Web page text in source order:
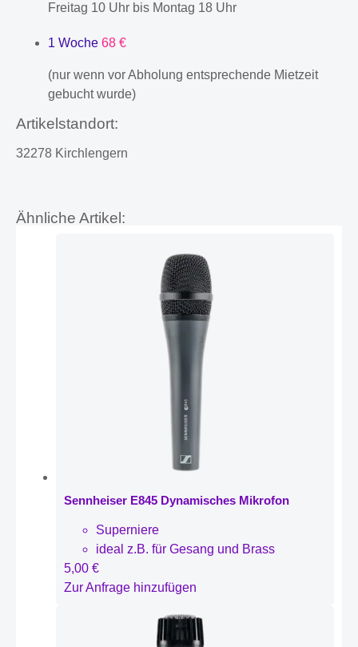
Freitag 10 Uhr bis Montag 18 Uhr
1 Woche 68 €
(nur wenn vor Abholung entsprechende Mietzeit
gebucht wurde)
Artikelstandort:
32278 Kirchlengern
Ähnliche Artikel:
Sennheiser E845 Dynamisches Mikrofon
Superniere
ideal z.B. für Gesang und Brass
5,00 €
Zur Anfrage hinzufügen